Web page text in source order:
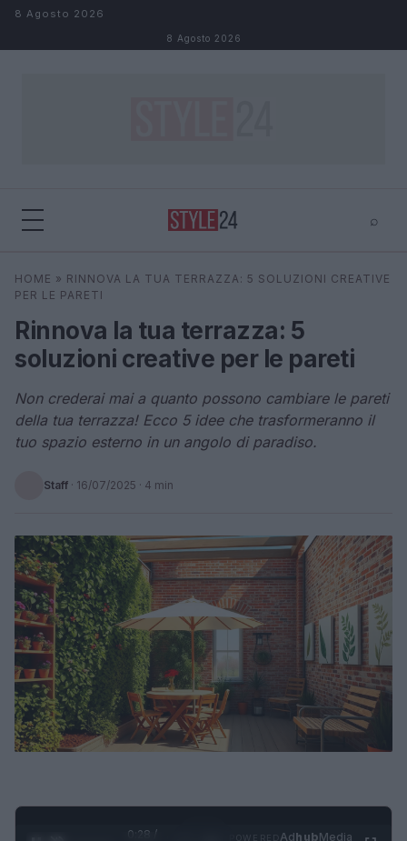
Salta al contenuto
8 Agosto 2026
8 Agosto 2026
⌕
Cerca ⌕ ×
HOME » RINNOVA LA TUA TERRAZZA: 5 SOLUZIONI CREATIVE
PER LE PARETI
Rinnova la tua terrazza: 5
soluzioni creative per le pareti
Non crederai mai a quanto possono cambiare le pareti
della tua terrazza! Ecco 5 idee che trasformeranno il
tuo spazio esterno in un angolo di paradiso.
Staff · 16/07/2025 · 4 min
0:28 /
AdhubMedia